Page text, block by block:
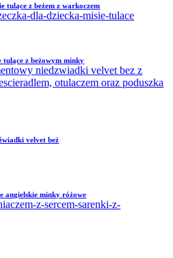
tulące z beżem z warkoczem
tulące z beżowym minky
velvet beż
angielskie minky różowe